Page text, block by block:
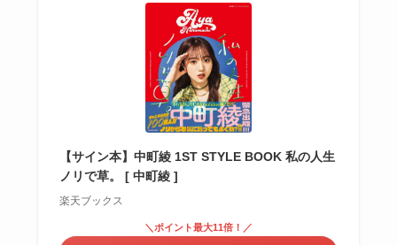
【サイン本】中町綾 1ST STYLE BOOK 私の人生
ノリで草。 [ 中町綾 ]
楽天ブックス
＼ポイント最大11倍！／